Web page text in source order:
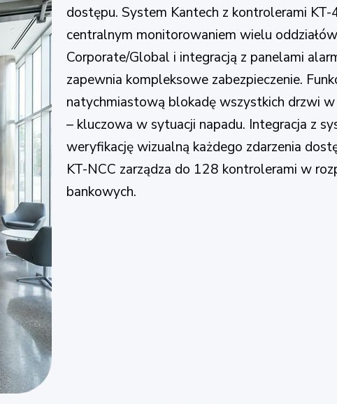
dostępu. System Kantech z kontrolerami
centralnym monitorowaniem wielu
Corporate/Global i integracją z panelami
zapewnia kompleksowe zabezpieczenie.
natychmiastową blokadę wszystkich drzwi
– kluczowa w sytuacji napadu. Integracja z
weryfikację wizualną każdego zdarzenia
KT-NCC zarządza do 128 kontrolerami w
bankowych.